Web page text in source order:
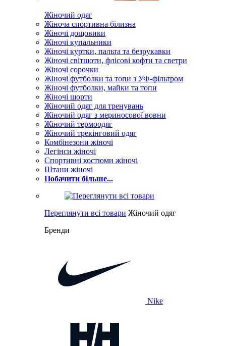
Жіночий одяг
Жіноча спортивна білизна
Жіночі дощовики
Жіночі купальники
Жіночі куртки, пальта та безрукавки
Жіночі світшоти, флісові кофти та светри
Жіночі сорочки
Жіночі футболки та топи з УФ-фільтром
Жіночі футболки, майки та топи
Жіночі шорти
Жіночий одяг для тренувань
Жіночий одяг з мериносової вовни
Жіночий термоодяг
Жіночий трекінговий одяг
Комбінезони жіночі
Легінси жіночі
Спортивні костюми жіночі
Штани жіночі
Побачити більше...
Переглянути всі товари Жіночий одяг
Бренди
Nike